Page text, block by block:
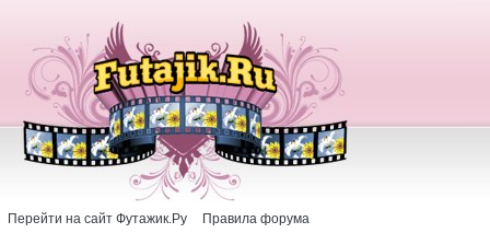
Перейти на сайт Футажик.Ру Правила форума